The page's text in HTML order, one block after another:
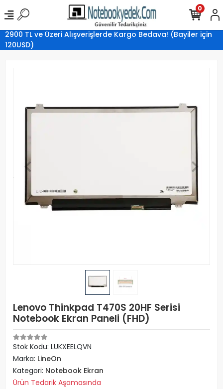
2900 TL ve Üzeri Alışverişlerde Kargo Bedava! (Bayiler için
120USD)
0
Lenovo Thinkpad T470S 20HF Serisi
Notebook Ekran Paneli (FHD)
Stok Kodu: LUKXEELQVN
Marka: LineOn
Kategori: Notebook Ekran
Ürün Tedarik Aşamasında